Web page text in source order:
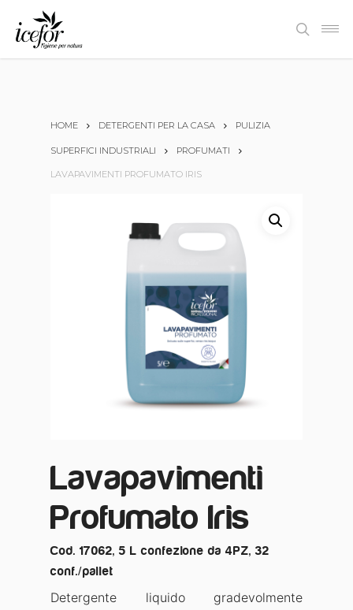
search
HOME DETERGENTI PER LA CASA PULIZIA
SUPERFICI INDUSTRIALI PROFUMATI
LAVAPAVIMENTI PROFUMATO IRIS
Lavapavimenti
Profumato Iris
Cod. 17062, 5 L confezione da 4PZ, 32
conf./pallet
Detergente liquido gradevolmente